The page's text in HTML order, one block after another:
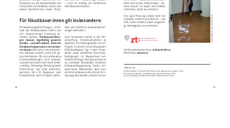
terstützen sie die Kanalbetreiber wie
Gemeinden und Verbände ebenso wie
private
Bauherr:innen dabei, Rück-
Entwässerungseinrichtungen
unter-
halb der Rückstauebene dürfen nur
mit
entsprechender Sicherung
be-
trieben
werden.
Rückstausicherun-
gen
müssen regelmäßig
gewartet
werden – und wer umbaut, sollte die
Entwässerungssituation neu bewer-
ten lassen. Auch wer in ein bestehen-
des Gebäude einzieht, sollte sich ge-
nau informieren: Oft sind vorhandene
Schutzvorkehrungen
nicht
bekannt,
unzureichend oder nicht mehr funkti-
onsfähig. Frühzeitige Beratung durch
Planer:innen,
wie etwa
Ziviltechni-
ker:innen
für z. B.
Bauwesen oder
Kulturtechnik, kann Schäden verhin-
© Daniel Karmann / dpa / picturedesk.com
IMPRESSUM
Medieninhaber: Gemeinschaft Steirischer Abwasserentsorger, Graz
Konzept und Design: josefundmaria communications, Graz
Druck: Druckhaus Thalerhof GmbH, Feldkirchen bei Graz
Ziviltechniker:innen
Steiermark und Kärnten
dern und rechtliche Auseinanderset-
zungen vermeiden.
Auch Gemeinden stehen in der Ver-
antwortung,
Schutzmaßnahmen zu
ergreifen, um Haftungsrisiken zu ver-
ringern. So können sie bei Neubauten
Rückstauklappen Typ 3 oder Pump-
werke sowie bestimmte Anschluss-
bedingungen
im Baubescheid
ver-
bindlich festlegen. Rückstauschutz ist
ein wichtiger Bestandteil moderner
Entwässerungsplanung.
Damit
ent-
sprechende
Maßnahmen aber
auch
rechtlich wirksam und technisch rich-
tig umgesetzt werden, braucht es eine
Für Häuslbauer:innen gilt insbesondere:
– nicht im Auftrag von Herstellern
oder Bauunternehmen.
kerin oder einem Ziviltechniker – be-
raten lassen. So lassen sich Risiken
vermeiden, bevor sie entstehen.
Eine gute Planung schützt nicht nur
Gebäude, sondern auch Nerven – und
hilft, teure Schäden sowie langwieri-
ge Streitigkeiten zu vermeiden.
Ziviltechnikerverzeichnis: ziviltechniker.at
Mehr Infos: sued.zt.at
18 19